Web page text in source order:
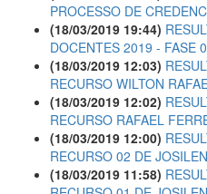
PROCESSO DE
(18/03/2019 19:44)
DOCENTES 2019 - FASE
(18/03/2019 12:03)
RECURSO WILTON
(18/03/2019 12:02)
RECURSO RAFAEL
(18/03/2019 12:00)
RECURSO 02 DE
(18/03/2019 11:58)